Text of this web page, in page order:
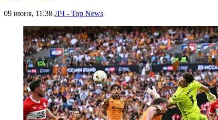
09 июня, 11:38 ЛЧ - Top News